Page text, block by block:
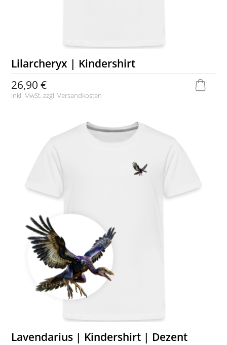
Lilarcheryx | Kindershirt
26,90 €
inkl. MwSt. zzgl.Versandkosten
Lavendarius | Kindershirt | Dezent